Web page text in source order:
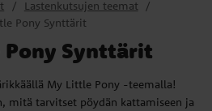
Lastenkutsujen teemat
Pony Synttärit
Synttärit
My Little Pony -teemalla!
mitä tarvitset pöydän kattamiseen ja